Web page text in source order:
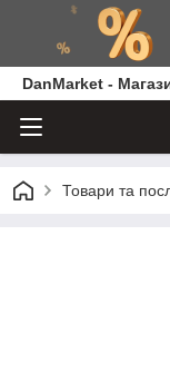
DanMarket -
Товари та